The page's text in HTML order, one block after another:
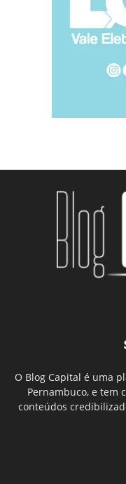
O Blog Capital é uma
Pernambuco, e tem
conteúdos